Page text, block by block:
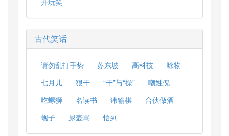
古代笑话
请勿乱打手势 苏东坡 高科技
咏物
七月儿
狠干 “干”与“操”
嘲姓倪
吃螺狮
名读书 讳输棋
合伙做酒
蚬子
尿壶骂 悟到